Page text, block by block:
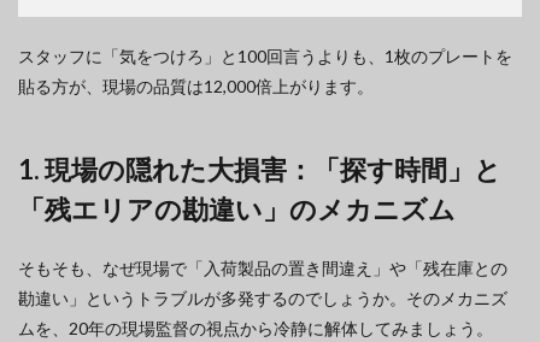
スタッフに「気をつけろ」と100回言うよりも、1枚のプレートを
貼る方が、現場の品質は12,000倍上がります。
1. 現場の隠れた大損害：「探す時間」と
「残エリアの勘違い」のメカニズム
そもそも、なぜ現場で「入荷製品の置き間違え」や「残在庫との
勘違い」というトラブルが多発するのでしょうか。そのメカニズ
ムを、20年の現場監督の視点から冷静に解体してみましょう。